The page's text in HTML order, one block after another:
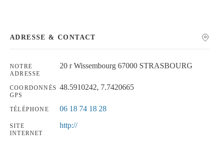
ADRESSE & CONTACT
NOTRE
ADRESSE
20 r Wissembourg 67000 STRASBOURG
COORDONNÉS
GPS
48.5910242, 7.7420665
TÉLÉPHONE 06 18 74 18 28
SITE
INTERNET
http://